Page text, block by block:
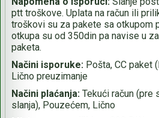
ptt troškove. Uplata na račun ili
troškovi su za pakete sa otkupom
otkupa su od 350din pa navise u
paketa.
Načini isporuke: Pošta, CC paket
Lično preuzimanje
Načini plaćanja: Tekući račun (pre
slanja), Pouzećem, Lično